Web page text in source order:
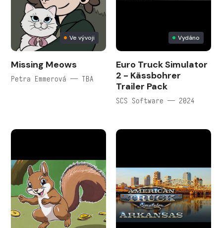
Ve vývoji
Missing Meows
Petra Emmerová — TBA
Vydáno
Euro Truck Simulator
2 - Kässbohrer
Trailer Pack
SCS Software — 2024